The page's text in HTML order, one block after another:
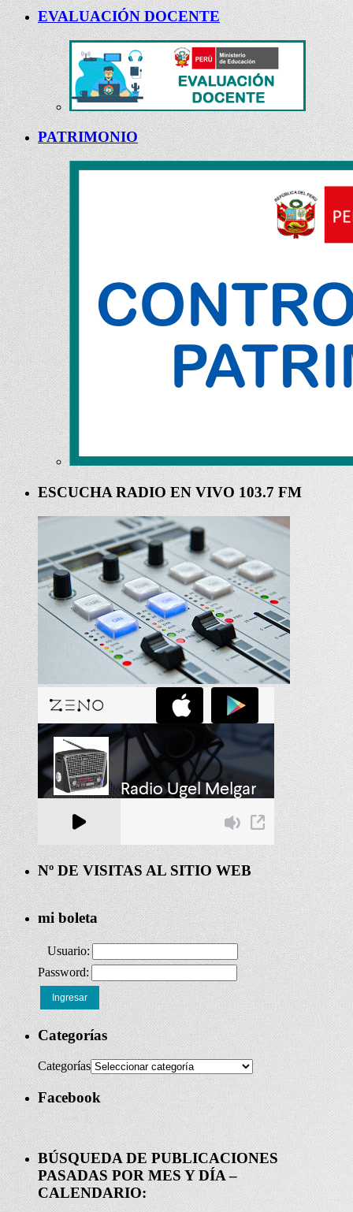
EVALUACIÓN DOCENTE
PATRIMONIO
ESCUCHA RADIO EN VIVO 103.7 FM
Nº DE VISITAS AL SITIO WEB
mi boleta
Usuario:
Password:
Ingresar
Categorías
Categorías
Facebook
BÚSQUEDA DE PUBLICACIONES
PASADAS POR MES Y DÍA –
CALENDARIO: